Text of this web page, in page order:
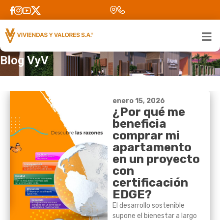
Inicio > Informate con viviendas y valores
Blog VyV
enero 15, 2026
¿Por qué me
beneficia
comprar mi
apartamento
en un proyecto
con
certificación
EDGE?
El desarrollo sostenible
supone el bienestar a largo